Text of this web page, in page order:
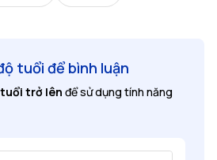
tuổi để bình luận
tuổi trở lên để sử dụng tính năng